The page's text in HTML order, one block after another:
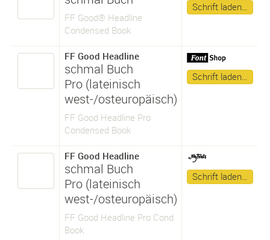
FF Good® Headline
Condensed Book
Schrift laden…
FF Good Headline
schmal Buch
Pro (lateinisch
west-/osteuropäisch)
FF Good Headline Pro
Condensed Book
Schrift laden…
FF Good Headline
schmal Buch
Pro (lateinisch
west-/osteuropäisch)
FF Good Headline Pro Cond
Book
Schrift laden…